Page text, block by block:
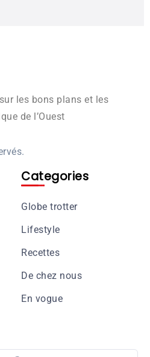
les bons plans et les
de l’Ouest
Categories
Globe trotter
Lifestyle
Recettes
De chez nous
En vogue